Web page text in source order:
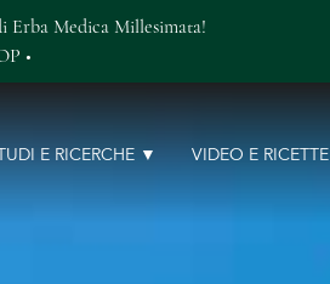
Erba Medica Millesimata!
•
E RICERCHE VIDEO E RICETTE